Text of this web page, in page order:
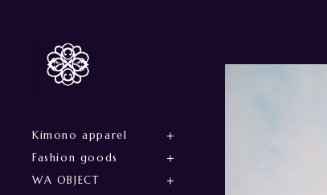
Kimono apparel
Fashion goods
WA OBJECT